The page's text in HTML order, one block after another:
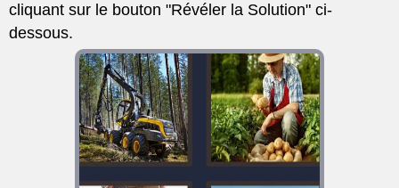
cliquant sur le bouton "Révéler la Solution" ci-
dessous.